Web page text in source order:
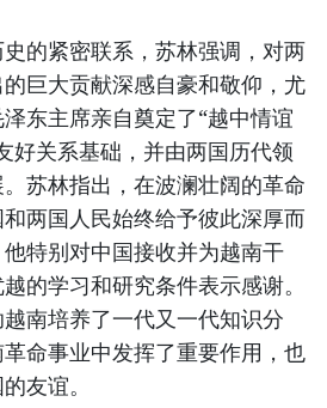
的紧密联系，苏林强调，对两
巨大贡献深感自豪和敬仰，尤
东主席亲自奠定了“越中情谊
好关系基础，并由两国历代领
苏林指出，在波澜壮阔的革命
两国人民始终给予彼此深厚而
特别对中国接收并为越南干
的学习和研究条件表示感谢。
南培养了一代又一代知识分
命事业中发挥了重要作用，也
友谊。